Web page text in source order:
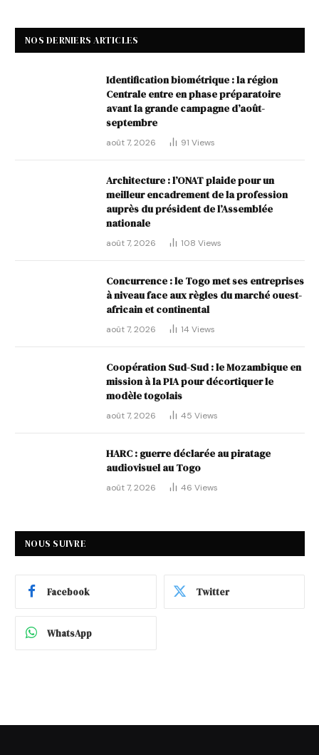
NOS DERNIERS ARTICLES
Identification biométrique : la région
Centrale entre en phase préparatoire
avant la grande campagne d’août-
septembre
août 7, 2026 91 Views
Architecture : l’ONAT plaide pour un
meilleur encadrement de la profession
auprès du président de l’Assemblée
nationale
août 7, 2026 108 Views
Concurrence : le Togo met ses entreprises
à niveau face aux règles du marché ouest-
africain et continental
août 7, 2026 14 Views
Coopération Sud-Sud : le Mozambique en
mission à la PIA pour décortiquer le
modèle togolais
août 7, 2026 45 Views
HARC : guerre déclarée au piratage
audiovisuel au Togo
août 7, 2026 46 Views
NOUS SUIVRE
Facebook Twitter
WhatsApp